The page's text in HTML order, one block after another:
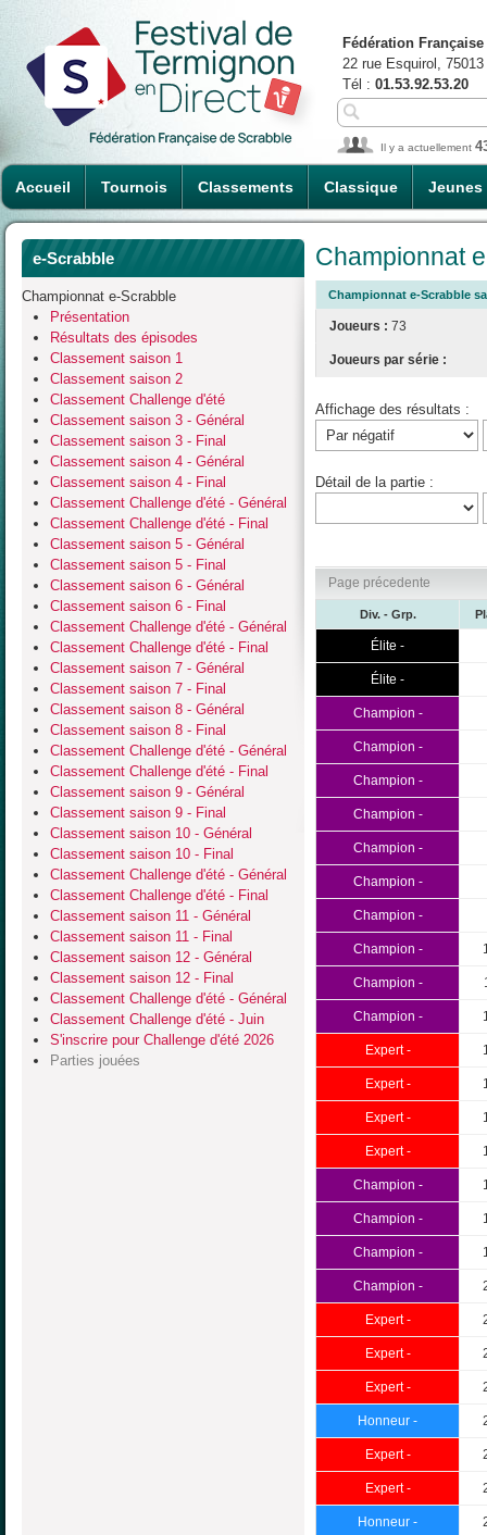
Accueil Tournois Classements Classique Jeunes
Fédération
22 rue Esquirol,
Tél : 01.53.92.53.20
Il y a actuellement
e-Scrabble
Championnat e-Scrabble
Présentation
Résultats des épisodes
Classement saison 1
Classement saison 2
Classement Challenge d'été
Classement saison 3 - Général
Classement saison 3 - Final
Classement saison 4 - Général
Classement saison 4 - Final
Classement Challenge d'été - Général
Classement Challenge d'été - Final
Classement saison 5 - Général
Classement saison 5 - Final
Classement saison 6 - Général
Classement saison 6 - Final
Classement Challenge d'été - Général
Classement Challenge d'été - Final
Classement saison 7 - Général
Classement saison 7 - Final
Classement saison 8 - Général
Classement saison 8 - Final
Classement Challenge d'été - Général
Classement Challenge d'été - Final
Classement saison 9 - Général
Classement saison 9 - Final
Classement saison 10 - Général
Classement saison 10 - Final
Classement Challenge d'été - Général
Classement Challenge d'été - Final
Classement saison 11 - Général
Classement saison 11 - Final
Classement saison 12 - Général
Classement saison 12 - Final
Classement Challenge d'été - Général
Classement Challenge d'été - Juin
S'inscrire pour Challenge d'été 2026
Parties jouées
Championnat
Championnat e-Scrabble
Joueurs : 73
Joueurs par série :
Affichage des résultats :
Détail de la partie :
Page précedente
Div. - Grp.
Élite -
Élite -
Champion -
Champion -
Champion -
Champion -
Champion -
Champion -
Champion -
Champion -
Champion -
Champion -
Expert -
Expert -
Expert -
Expert -
Champion -
Champion -
Champion -
Champion -
Expert -
Expert -
Expert -
Honneur -
Expert -
Expert -
Honneur -